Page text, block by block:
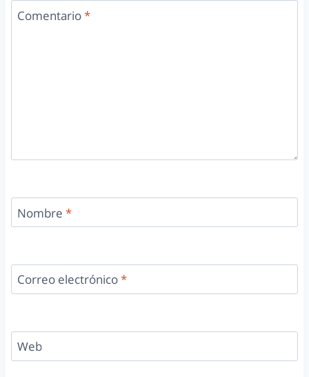
Comentario*
Nombre *
Correo electrónico*
Web